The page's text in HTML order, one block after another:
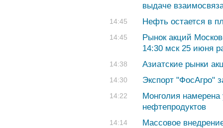
выдаче
14:45 Нефть остается в
14:45
Рынок акций
14:30 мск 25 июня
14:38 Азиатские рынки
14:30 Экспорт "ФосАгро"
14:22
Монголия намерена
нефтепродуктов
14:14
Массовое